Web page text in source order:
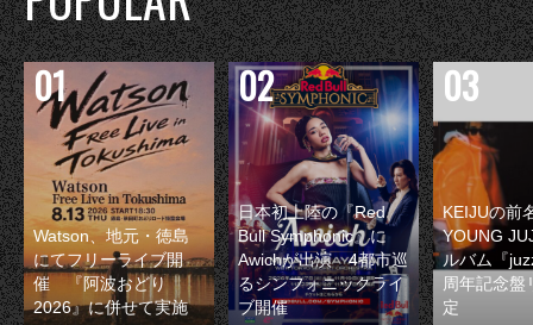
Watson、地元・徳島
にてフリーライブ開
催 『阿波おどり
2026』に併せて実施
日本初上陸の『Red
Bull Symphonic』に
Awichが出演 4都市巡
るシンフォニックライ
ブ開催
KEIJUの前
YOUNG
ルバム『
周年記念盤
定